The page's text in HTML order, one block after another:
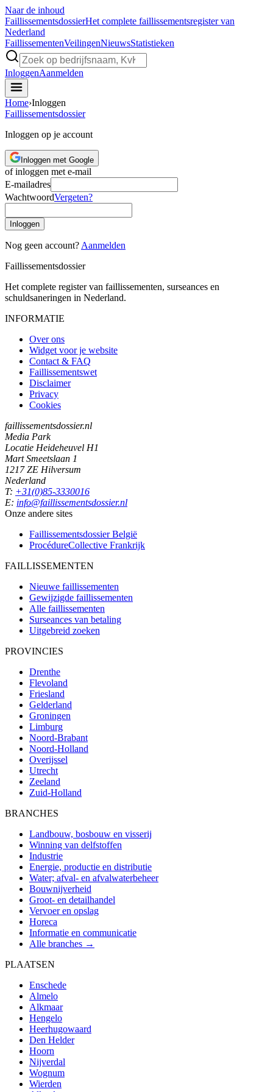
Naar de inhoud
FaillissementsdossierHet complete faillissementsregister van
Nederland
FaillissementenVeilingenNieuwsStatistieken
InloggenAanmelden
Home›Inloggen
Faillissementsdossier
Inloggen op je account
Inloggen met Google
of inloggen met e-mail
E-mailadres
WachtwoordVergeten?
Inloggen
Nog geen account? Aanmelden
Faillissementsdossier
Het complete register van faillissementen, surseances en
schuldsaneringen in Nederland.
INFORMATIE
Over ons
Widget voor je website
Contact & FAQ
Faillissementswet
Disclaimer
Privacy
Cookies
faillissementsdossier.nl
Media Park
Locatie Heideheuvel H1
Mart Smeetslaan 1
1217 ZE Hilversum
Nederland
T: +31(0)85-3330016
E: info@faillissementsdossier.nl
Onze andere sites
Faillissementsdossier België
ProcédureCollective Frankrijk
FAILLISSEMENTEN
Nieuwe faillissementen
Gewijzigde faillissementen
Alle faillissementen
Surseances van betaling
Uitgebreid zoeken
PROVINCIES
Drenthe
Flevoland
Friesland
Gelderland
Groningen
Limburg
Noord-Brabant
Noord-Holland
Overijssel
Utrecht
Zeeland
Zuid-Holland
BRANCHES
Landbouw, bosbouw en visserij
Winning van delfstoffen
Industrie
Energie, productie en distributie
Water; afval- en afvalwaterbeheer
Bouwnijverheid
Groot- en detailhandel
Vervoer en opslag
Horeca
Informatie en communicatie
Alle branches →
PLAATSEN
Enschede
Almelo
Alkmaar
Hengelo
Heerhugowaard
Den Helder
Hoorn
Nijverdal
Wognum
Wierden